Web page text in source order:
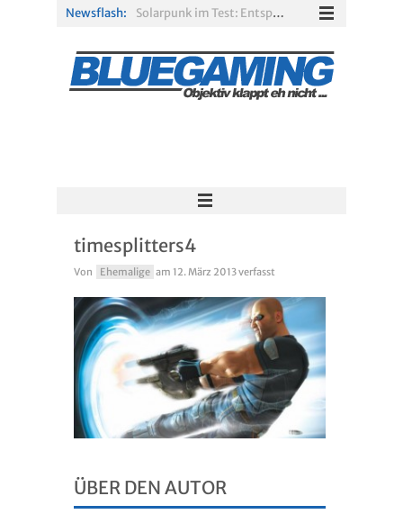
Newsflash:
Solarpunk im Test: Entspannter Aufbau über den Wolken
PS Plus Extra und Premium: Erste Abgänge für August 2026 bestätigt
Gamescom 2026: Sony fehlt zum siebten Mal in Folge
R.E.P.O. im Test: Chaos, Koop und viel Spannung
timesplitters4
Von Ehemalige am 12. März 2013verfasst
ÜBER DEN AUTOR